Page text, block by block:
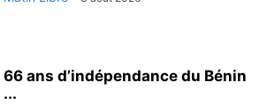
66 ans d’indépendance du Bénin
...